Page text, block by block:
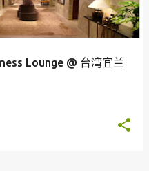
Lounge @ 台湾宜兰